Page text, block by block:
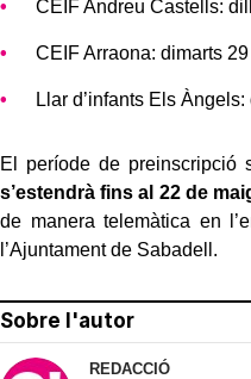
CEIF Andreu Castells:
CEIF Arraona: dimarts
Llar d’infants Els
El període de preinscripció
s’estendrà fins al 22 de
de manera telemàtica en
l’Ajuntament de Sabadell.
Sobre l'autor
REDACCIÓ